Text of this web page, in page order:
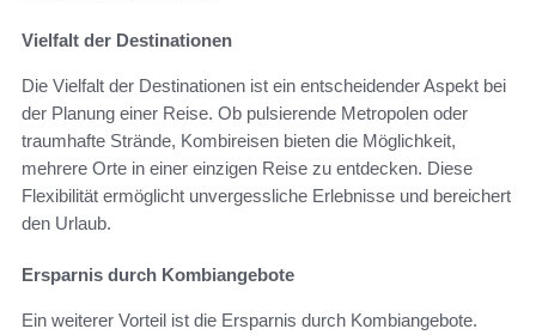
Vielfalt der Destinationen
Die Vielfalt der Destinationen ist ein entscheidender Aspekt bei
der Planung einer Reise. Ob pulsierende Metropolen oder
traumhafte Strände, Kombireisen bieten die Möglichkeit,
mehrere Orte in einer einzigen Reise zu entdecken. Diese
Flexibilität ermöglicht unvergessliche Erlebnisse und bereichert
den Urlaub.
Ersparnis durch Kombiangebote
Ein weiterer Vorteil ist die Ersparnis durch Kombiangebote.